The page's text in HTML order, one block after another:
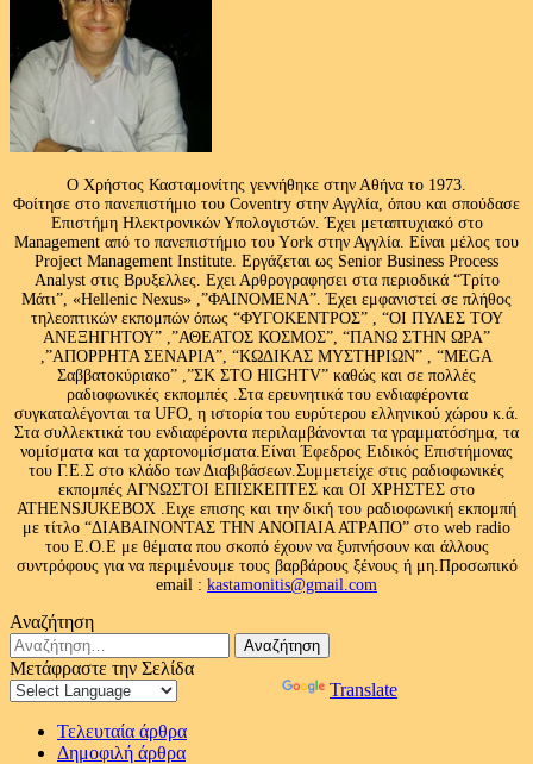
Ο Χρήστος Κασταμονίτης γεννήθηκε στην Αθήνα το 1973.
Φοίτησε στο πανεπιστήμιο του Coventry στην Αγγλία, όπου και σπούδασε
Επιστήμη Ηλεκτρονικών Υπολογιστών. Έχει μεταπτυχιακό στο
Management από το πανεπιστήμιο του Υork στην Αγγλία. Είναι μέλος του
Project Management Institute. Εργάζεται ως Senior Business Process
Analyst στις Βρυξελλες. Εχει Αρθρογραφησει στα περιοδικά “Τρίτο
Μάτι”, «Hellenic Nexus» ,”ΦΑΙΝΟΜΕΝΑ”. Έχει εμφανιστεί σε πλήθος
τηλεοπτικών εκπομπών όπως “ΦΥΓΟΚΕΝΤΡΟΣ” , “ΟΙ ΠΥΛΕΣ ΤΟΥ
ΑΝΕΞΗΓΗΤΟΥ” ,”ΑΘΕΑΤΟΣ ΚΟΣΜΟΣ”, “ΠΑΝΩ ΣΤΗΝ ΩΡΑ”
,”ΑΠΟΡΡΗΤΑ ΣΕΝΑΡΙΑ”, “ΚΩΔΙΚΑΣ ΜΥΣΤΗΡΙΩΝ” , “MEGA
Σαββατοκύριακο” ,”ΣΚ ΣΤΟ HIGHTV” καθώς και σε πολλές
ραδιοφωνικές εκπομπές .Στα ερευνητικά του ενδιαφέροντα
συγκαταλέγονται τα UFO, η ιστορία του ευρύτερου ελληνικού χώρου κ.ά.
Στα συλλεκτικά του ενδιαφέροντα περιλαμβάνονται τα γραμματόσημα, τα
νομίσματα και τα χαρτονομίσματα.Είναι Έφεδρος Ειδικός Επιστήμονας
του Γ.Ε.Σ στο κλάδο των Διαβιβάσεων.Συμμετείχε στις ραδιοφωνικές
εκπομπές ΑΓΝΩΣΤΟΙ ΕΠΙΣΚΕΠΤΕΣ και ΟΙ ΧΡΗΣΤΕΣ στο
ATHENSJUKEBOX .Ειχε επισης και την δική του ραδιοφωνική εκπομπή
με τίτλο “ΔΙΑΒΑΙΝΟΝΤΑΣ ΤΗΝ ΑΝΟΠΑΙΑ ΑΤΡΑΠΟ” στο web radio
του Ε.Ο.Ε με θέματα που σκοπό έχουν να ξυπνήσουν και άλλους
συντρόφους για να περιμένουμε τους βαρβάρους ξένους ή μη.Προσωπικό
email : kastamonitis@gmail.com
Αναζήτηση
Αναζήτηση
για:
Μετάφραστε την Σελίδα
Translate
Τελευταία άρθρα
Δημοφιλή άρθρα